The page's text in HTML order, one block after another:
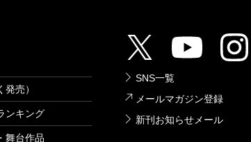
売）
ンキング
舞台作品
SNS一覧
メールマガジン登録
新刊お知らせメール